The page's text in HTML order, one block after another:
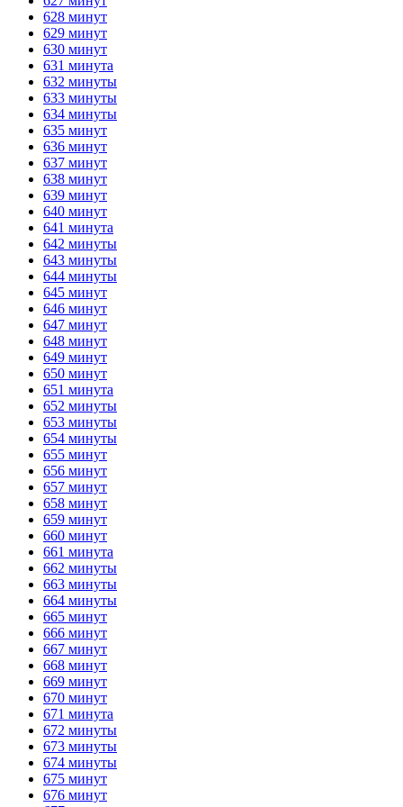
628 минут
629 минут
630 минут
631 минута
632 минуты
633 минуты
634 минуты
635 минут
636 минут
637 минут
638 минут
639 минут
640 минут
641 минута
642 минуты
643 минуты
644 минуты
645 минут
646 минут
647 минут
648 минут
649 минут
650 минут
651 минута
652 минуты
653 минуты
654 минуты
655 минут
656 минут
657 минут
658 минут
659 минут
660 минут
661 минута
662 минуты
663 минуты
664 минуты
665 минут
666 минут
667 минут
668 минут
669 минут
670 минут
671 минута
672 минуты
673 минуты
674 минуты
675 минут
676 минут